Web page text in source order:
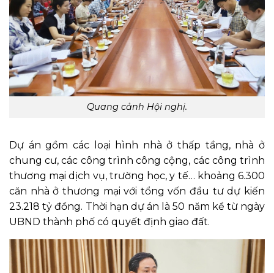
Quang cảnh Hội nghị.
Dự án gồm các loại hình nhà ở thấp tầng, nhà ở
chung cư, các công trình công cộng, các công trình
thương mại dịch vụ, trường học, y tế… khoảng 6.300
căn nhà ở thương mại với tổng vốn đầu tư dự kiến
23.218 tỷ đồng. Thời hạn dự án là 50 năm kể từ ngày
UBND thành phố có quyết định giao đất.